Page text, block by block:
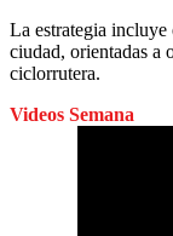
La estrategia incluye
ciudad, orientadas a
ciclorrutera.
Videos Semana